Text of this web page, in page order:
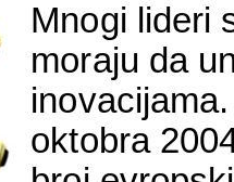
Mnogi lideri
moraju da
oktobra